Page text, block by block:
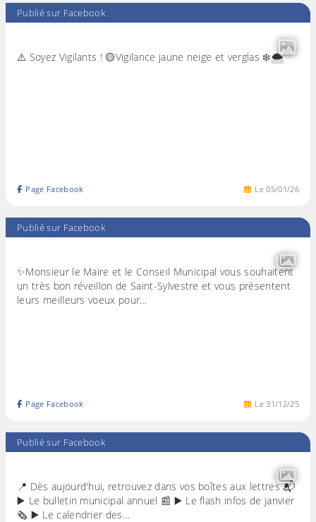
Publié sur Facebook
⚠️ Soyez Vigilants ! 🟡Vigilance jaune neige et verglas ❄️🌨️
Le05/01/26
Page Facebook
Publié sur Facebook
✨Monsieur le Maire et le Conseil Municipal vous souhaitent
un très bon réveillon de Saint-Sylvestre et vous présentent
leurs meilleurs voeux pour…
Le31/12/25
Page Facebook
Publié sur Facebook
📍 Dès aujourd'hui, retrouvez dans vos boîtes aux lettres 📬
▶️ Le bulletin municipal annuel 📰 ▶️ Le flash infos de janvier
🗞 ▶️ Le calendrier des…